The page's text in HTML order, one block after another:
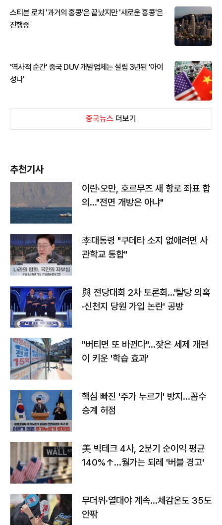
스티븐 로치 '과거의 홍콩'은 끝났지만 '새로운 홍콩'은
진행중
'역사적 순간' 중국 DUV 개발업체는 설립 3년된 '아이
성나'
중국뉴스 더보기
추천기사
이란·오만, 호르무즈 새 항로 좌표 합
의…"전면 개방은 아냐"
李대통령 "쿠데타 소지 없애려면 사
관학교 통합"
與 전당대회 2차 토론회…'탈당 의혹
·신천지 당원 가입 논란' 공방
"버티면 또 바뀐다"…잦은 세제 개편
이 키운 '학습 효과'
핵심 빠진 '주가 누르기' 방지…꼼수
승계 허점
美 빅테크 4사, 2분기 순이익 평균
140%↑…월가는 되레 '버블 경고'
무더위·열대야 계속…체감온도 35도
안팎